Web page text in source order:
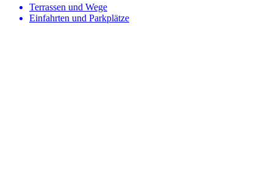
Terrassen und Wege
Einfahrten und Parkplätze